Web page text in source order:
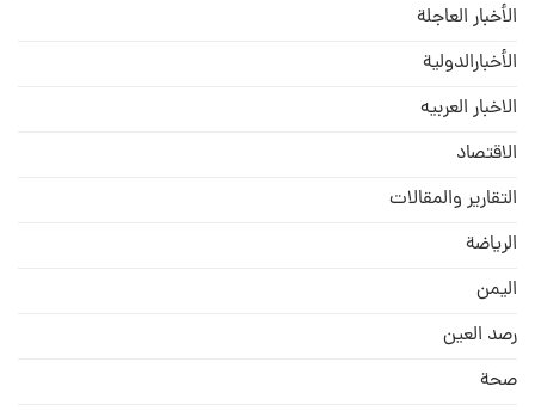
الأخبار العاجلة
الأخبارالدولية
الاخبار العربيه
الاقتصاد
التقارير والمقالات
الریاضة
الیمن
رصد العین
صحة